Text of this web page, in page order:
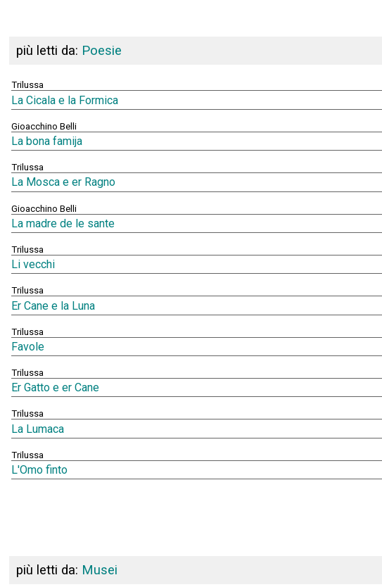
più letti da: Poesie
Trilussa
La Cicala e la Formica
Gioacchino Belli
La bona famija
Trilussa
La Mosca e er Ragno
Gioacchino Belli
La madre de le sante
Trilussa
Li vecchi
Trilussa
Er Cane e la Luna
Trilussa
Favole
Trilussa
Er Gatto e er Cane
Trilussa
La Lumaca
Trilussa
L'Omo finto
più letti da: Musei